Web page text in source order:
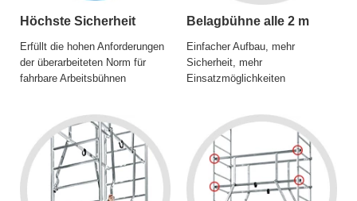
Höchste Sicherheit
Erfüllt die hohen Anforderungen
der überarbeiteten Norm für
fahrbare Arbeitsbühnen
Belagbühne alle 2 m
Einfacher Aufbau, mehr
Sicherheit, mehr
Einsatzmöglichkeiten